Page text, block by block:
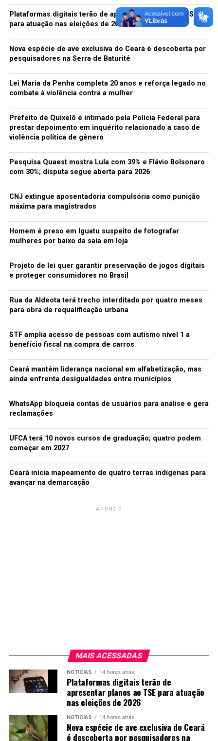
Plataformas digitais terão de apresentar planos ao TSE
para atuação nas eleições de 2026
Nova espécie de ave exclusiva do Ceará é descoberta por
pesquisadores na Serra de Baturité
Lei Maria da Penha completa 20 anos e reforça legado no
combate à violência contra a mulher
Prefeito de Quixelô é intimado pela Polícia Federal para
prestar depoimento em inquérito relacionado a caso de
violência política de gênero
Pesquisa Quaest mostra Lula com 39% e Flávio Bolsonaro
com 30%; disputa segue aberta para 2026
CNJ extingue aposentadoria compulsória como punição
máxima para magistrados
Homem é preso em Iguatu suspeito de fotografar
mulheres por baixo da saia em loja
Projeto de lei quer garantir preservação de jogos digitais
e proteger consumidores no Brasil
Rua da Aldeota terá trecho interditado por quatro meses
para obra de requalificação urbana
STF amplia acesso de pessoas com autismo nível 1 a
benefício fiscal na compra de carros
Ceará mantém liderança nacional em alfabetização, mas
ainda enfrenta desigualdades entre municípios
WhatsApp bloqueia contas de usuários para análise e gera
reclamações
UFCA terá 10 novos cursos de graduação; quatro podem
começar em 2027
Ceará inicia mapeamento de quatro terras indígenas para
avançar na demarcação
ANÚNCIO
MAIS ACESSADAS
NOTICIAS 14 horas atrás
Plataformas digitais terão de
apresentar planos ao TSE para atuação
nas eleições de 2026
NOTICIAS 14 horas atrás
Nova espécie de ave exclusiva do Ceará
é descoberta por pesquisadores na